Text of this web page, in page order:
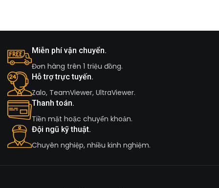
Miễn phí vận chuyển.
Đơn hàng trên 1 triệu đồng.
Hỗ trợ trực tuyến.
Zalo, TeamViewer, UltraViewer.
Thanh toán.
Tiền mặt hoặc chuyển khoản.
Đội ngũ kỹ thuật.
Chuyên nghiệp, nhiều kinh nghiệm.